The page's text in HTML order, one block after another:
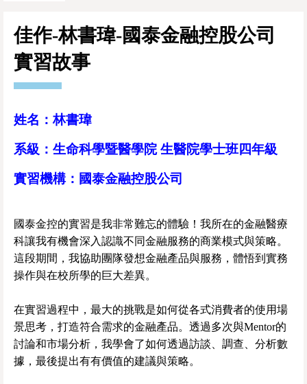
佳作-林書瑋-國泰金融控股公司
實習故事
姓名：林書瑋
系級： 生命科學暨醫學院 生醫院學士班四年級
實習機構：國泰金融控股公司
國泰金控的實習是我非常難忘的體驗！我所在的金融醫療
科讓我有機會深入認識不同金融服務的商業模式與策略。
這段期間，我協助團隊發想金融產品與服務，體悟到實務
操作與在校所學的巨大差異。
在實習過程中，最大的挑戰是如何從各式消費者的使用場
景思考，打造符合需求的金融產品。透過多次與Mentor的
討論和市場分析，我學會了如何透過訪談、調查、分析數
據，最後提出有有價值的建議與策略。